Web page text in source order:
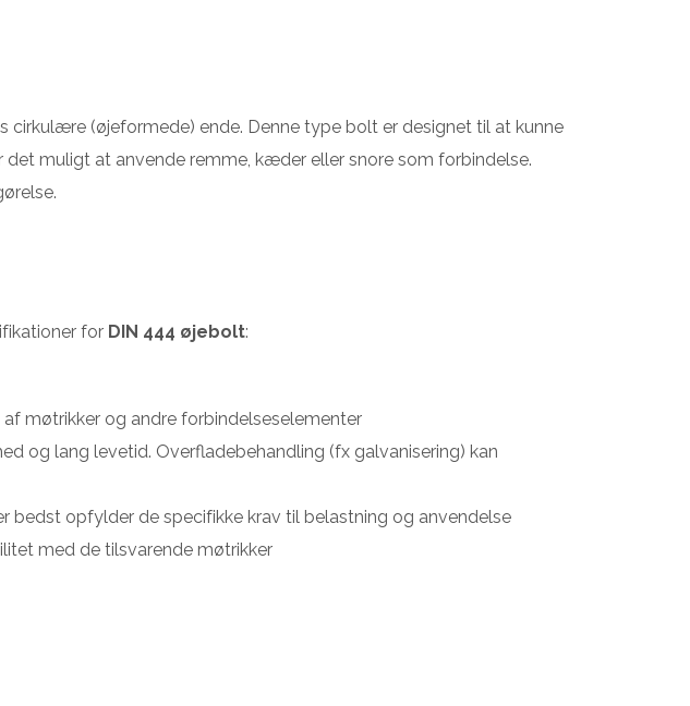
(øjeformede) ende. Denne type bolt er designet til at kunne
muligt at anvende remme, kæder eller snore som forbindelse.
for DIN 444 øjebolt:
møtrikker og andre forbindelseselementer
og lang levetid. Overfladebehandling (fx galvanisering) kan
opfylder de specifikke krav til belastning og anvendelse
med de tilsvarende møtrikker